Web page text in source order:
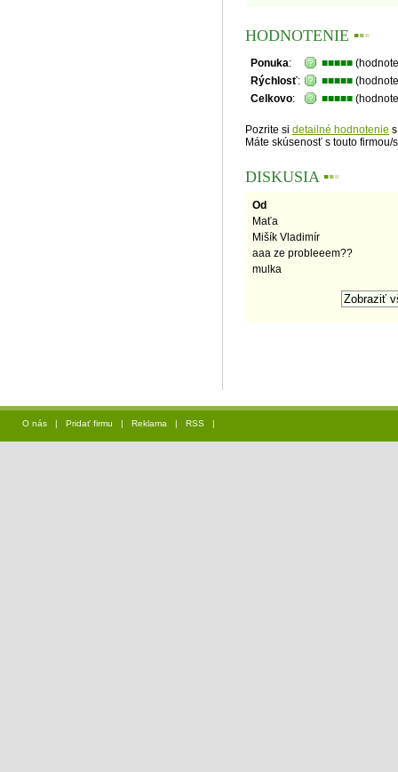
HODNOTENIE ▪▪▪
Ponuka: ■■■■■
Rýchlosť: ■■■■■
Celkovo: ■■■■■
Pozrite si detailné hodnotenie
Máte skúsenosť s touto
DISKUSIA ▪▪▪
Od
Maťa
Mišík Vladimír
aaa ze probleeem??
mulka
O nás | Pridať firmu | Reklama | RSS |